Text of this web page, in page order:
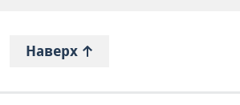
Наверх